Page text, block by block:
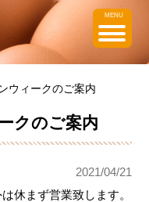
MENU
ウィークのご案内
クのご案内
2021/04/21
休まず営業致します。